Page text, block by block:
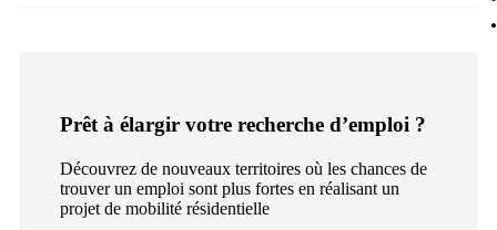
Prêt à élargir votre recherche d’emploi ?
Découvrez de nouveaux territoires où les chances de
trouver un emploi sont plus fortes en réalisant un
projet de mobilité résidentielle